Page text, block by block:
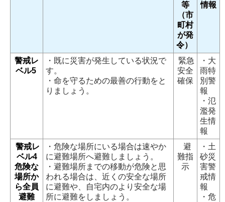
等
（市
町村
が発
令）
情報
警戒レ
ベル5
・既に災害が発生している状況で
す。
・命を守るための最善の行動をと
りましょう。
緊急
安全
確保
・大
雨特
別警
報
・氾
濫発
生情
報
警戒レ
ベル4
危険な
場所か
ら全員
避難
・危険な場所にいる場合は速やか
に避難場所へ避難しましょう。
・避難場所までの移動が危険と思
われる場合は、近くの安全な場所
に避難や、自宅内のより安全な場
所に避難をしましょう。
避
難指
示
・土
砂災
害警
戒情
報
・危